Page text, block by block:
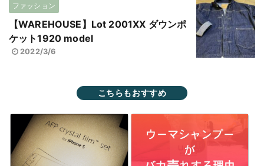
ファッション
【WAREHOUSE】Lot 2001XX ダウンポ
ケット1920 model
2022/3/6
こちらもおすすめ